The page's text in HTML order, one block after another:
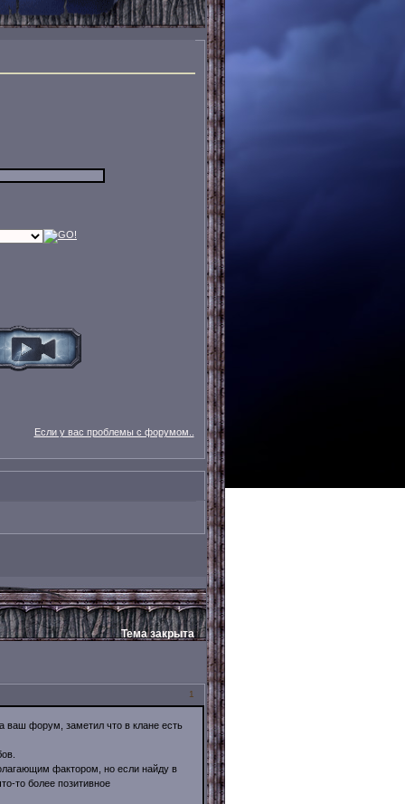
Если у вас проблемы с форумом..
Тема закрыта
1
ваш форум, заметил что в клане есть
фактором, но если найду в
то более позитивное